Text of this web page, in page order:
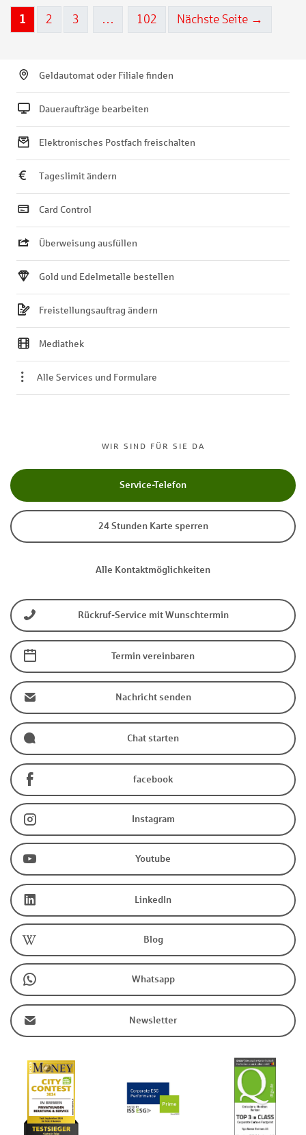
1 2 3 … 102 Nächste Seite →
WIR SIND FÜR SIE DA
Service-Telefon
24 Stunden Karte sperren
Alle Kontaktmöglichkeiten
Rückruf-Service mit Wunschtermin
Termin vereinbaren
Nachricht senden
Chat starten
facebook
Instagram
Youtube
LinkedIn
Blog
Whatsapp
Newsletter
Geldautomat oder Filiale finden
Daueraufträge bearbeiten
Elektronisches Postfach freischalten
Tageslimit ändern
Card Control
Überweisung ausfüllen
Gold und Edelmetalle bestellen
Freistellungsauftrag ändern
Mediathek
Alle Services und Formulare